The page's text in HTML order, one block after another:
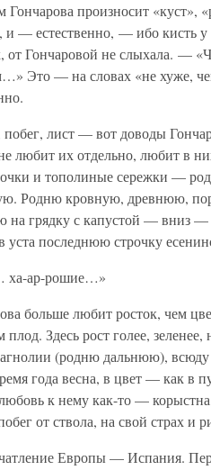
произносит «куст»,
и — естественно, — ибо кисть у
от Гончаровой не слыхала. —
Это — на словах «не хуже,
побег, лист — вот доводы
любит их отдельно, любит в
и тополиные сережки —
Родню кровную, древнюю,
на грядку с капустой — вниз
уста последнюю строчку
ха-ар-рошие…»
больше любит росток, чем
Здесь рост голее,
(родню дальнюю),
года весна, в цвет — как
к нему как-то —
от ствола, на свой страх и
Европы — Испания.